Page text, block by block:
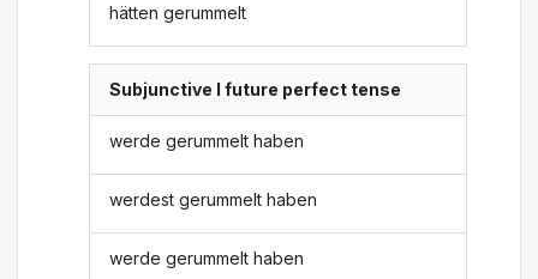
hätten gerummelt
Subjunctive I future perfect tense
werde gerummelt haben
werdest gerummelt haben
werde gerummelt haben